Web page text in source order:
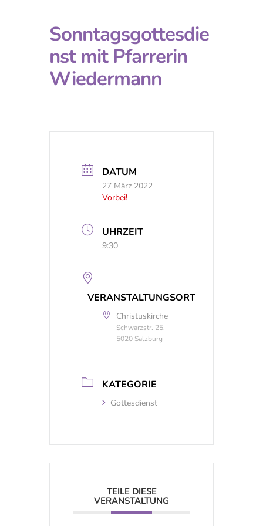
Sonntagsgottesdie
nst mit Pfarrerin
Wiedermann
DATUM
27 März 2022
Vorbei!
UHRZEIT
9:30
VERANSTALTUNGSORT
Christuskirche
Schwarzstr. 25,
5020 Salzburg
KATEGORIE
Gottesdienst
TEILE DIESE
VERANSTALTUNG